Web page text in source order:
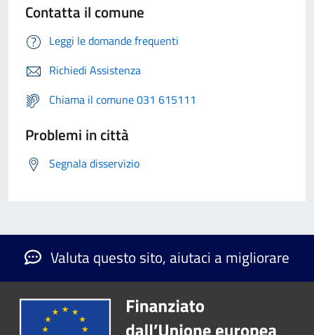
Contatta il comune
Leggi le domande frequenti
Richiedi Assistenza
Chiama il comune 031 615111
Problemi in città
Segnala disservizio
Valuta questo sito, aiutaci a migliorare